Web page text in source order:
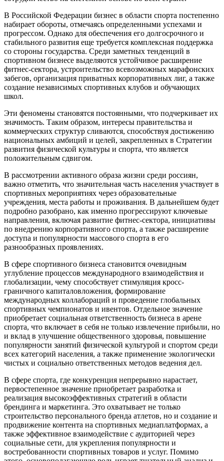
В Российской Федерации бизнес в области спорта постепенно
набирает обороты, отмечаясь определенными успехами и
прогрессом. Однако для обеспечения его долгосрочного и
стабильного развития еще требуется комплексная поддержка
со стороны государства. Среди заметных тенденций в
спортивном бизнесе выделяются устойчивое расширение
фитнес-сектора, устроительство всевозможных марафонских
забегов, организация приватных корпоративных лиг, а также
создание независимых спортивных клубов и обучающих
школ.
Эти феномены становятся постоянными, что подчеркивает их
значимость. Таким образом, интересы правительства и
коммерческих структур сливаются, способствуя достижению
национальных амбиций и целей, закрепленных в Стратегии
развития физической культуры и спорта, что является
положительным сдвигом.
В рассмотрении активного образа жизни среди россиян,
важно отметить, что значительная часть населения участвует в
спортивных мероприятиях через образовательные
учреждения, места работы и проживания. В дальнейшем будет
подробно разобрано, как именно прогрессируют ключевые
направления, включая развитие фитнес-сектора, инициативы
по внедрению корпоративного спорта, а также расширение
доступа и популярности массового спорта в его
разнообразных проявлениях.
В сфере спортивного бизнеса становится очевидным
углубление процессов международного взаимодействия и
глобализации, чему способствует стимуляция кросс-
граничного капиталовложения, формирование
международных коллабораций и проведение глобальных
спортивных чемпионатов и ивентов. Отдельное значение
приобретает социальная ответственность бизнеса в арене
спорта, что включает в себя не только извлечение прибыли, но
и вклад в улучшение общественного здоровья, повышение
популярности занятий физической культурой и спортом среди
всех категорий населения, а также применение экологически
чистых и социально ответственных методов ведения дел.
В сфере спорта, где конкуренция непрерывно нарастает,
первостепенное значение приобретает разработка и
реализация высокоэффективных стратегий в области
брендинга и маркетинга. Это охватывает не только
строительство персонального бренда атлетов, но и создание и
продвижение контента на спортивных медиаплатформах, а
также эффективное взаимодействие с аудиторией через
социальные сети, для укрепления популярности и
востребованности спортивных товаров и услуг. Помимо